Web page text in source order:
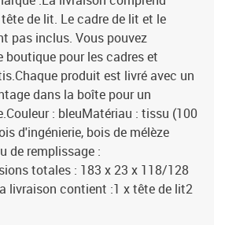
de lit. Le cadre de lit et le
pas inclus. Vous pouvez
boutique pour les cadres et
produit est livré avec un
dans la boîte pour un
: bleuMatériau : tissu (100
d'ingénierie, bois de mélèze
de remplissage :
totales : 183 x 23 x 118/128
livraison contient :1 x tête de lit2